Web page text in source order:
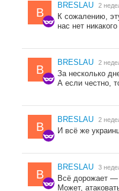
B
BRESLAU 2
К сожалению,
нас нет
B
BRESLAU 2
За несколько
А если честно,
B
BRESLAU 2
И всё же
B
BRESLAU 3
Всё дорожает —
Может,